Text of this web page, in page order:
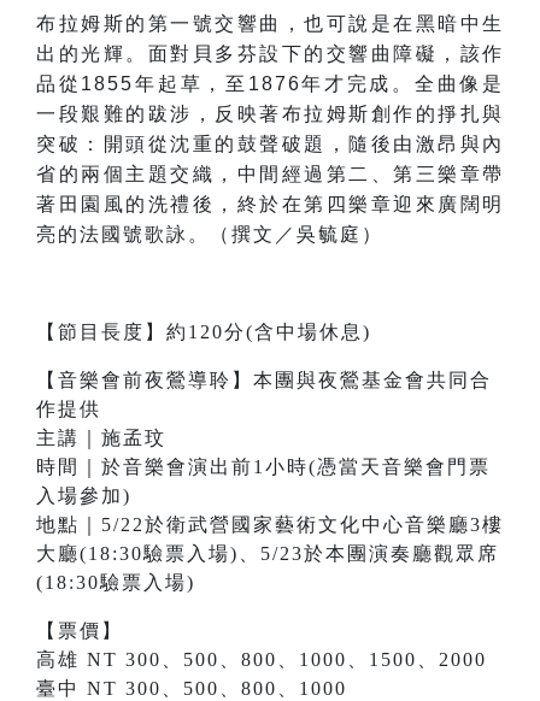
布拉姆斯的第一號交響曲，也可說是在黑暗中生
出的光輝。面對貝多芬設下的交響曲障礙，該作
品從1855年起草，至1876年才完成。全曲像是
一段艱難的跋涉，反映著布拉姆斯創作的掙扎與
突破：開頭從沈重的鼓聲破題，隨後由激昂與內
省的兩個主題交織，中間經過第二、第三樂章帶
著田園風的洗禮後，終於在第四樂章迎來廣闊明
亮的法國號歌詠。（撰文／吳毓庭）
【節目長度】約120分(含中場休息)
【音樂會前夜鶯導聆】本團與夜鶯基金會共同合
作提供
主講｜施孟玟
時間｜於音樂會演出前1小時(憑當天音樂會門票
入場參加)
地點｜5/22於衛武營國家藝術文化中心音樂廳3樓
大廳(18:30驗票入場)、5/23於本團演奏廳觀眾席
(18:30驗票入場)
【票價】
高雄 NT 300、500、800、1000、1500、2000
臺中 NT 300、500、800、1000